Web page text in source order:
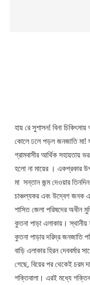
হায় রে সুশাসন! বিনা
কোলে ঢলে পড়ল জনজাতি মা!
গ্রামবাসীর আর্থিক সহায়তায়
হলো না মায়ের । একপ্রকার
মা সন্তান জন্ম দেওয়ার
চাঞ্চল্যকর এবং উদ্বেগ জনক
শাসিত জেলা পরিষদের অধীন
কুতনা পাড়া এলাকায়।
কুতনা পাড়ার দরিদ্র জনজাতি
বাড়ি এলাকার হিরন দেববর্মার
গেছে, বিয়ের পর থেকেই চরম
শক্তিবালা। এরই মধ্যে